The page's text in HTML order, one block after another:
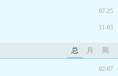
07-25
11-03
总 月 周
02-07